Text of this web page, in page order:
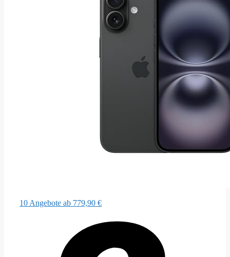
10 Angebote ab 779,90 €